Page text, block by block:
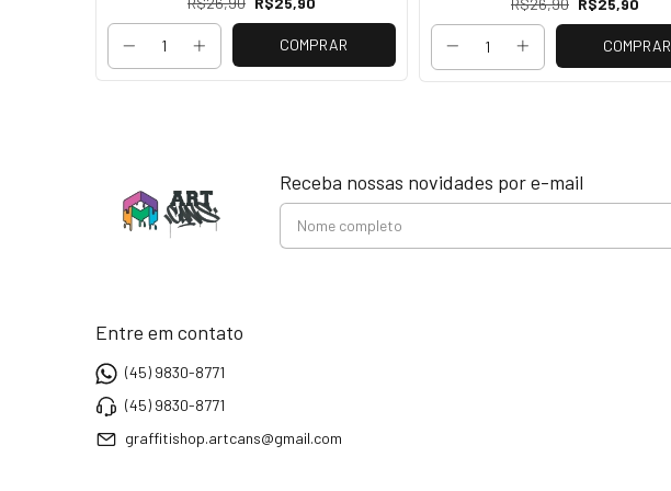
COMPRAR COMPRAR
Receba nossas novidades por e-mail
Entre em contato
(45) 9830-8771
(45) 9830-8771
graffitishop.artcans@gmail.com